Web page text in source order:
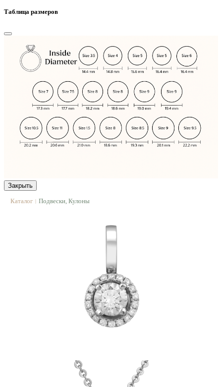
Таблица размеров
Закрыть
Каталог | Подвески, Кулоны